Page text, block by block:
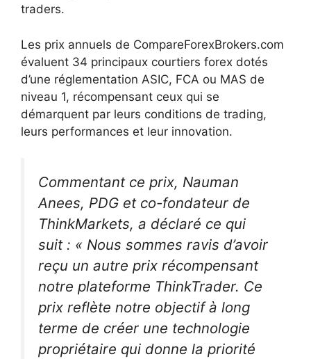
traders.
Les prix annuels de CompareForexBrokers.com
évaluent 34 principaux courtiers forex dotés
d’une réglementation ASIC, FCA ou MAS de
niveau 1, récompensant ceux qui se
démarquent par leurs conditions de trading,
leurs performances et leur innovation.
Commentant ce prix, Nauman
Anees, PDG et co-fondateur de
ThinkMarkets, a déclaré ce qui
suit : « Nous sommes ravis d’avoir
reçu un autre prix récompensant
notre plateforme ThinkTrader. Ce
prix reflète notre objectif à long
terme de créer une technologie
propriétaire qui donne la priorité